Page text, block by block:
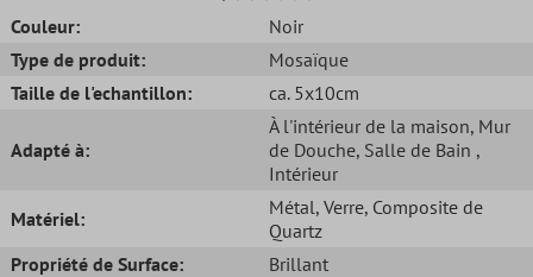
Couleur:
Noir
Type de produit:
Mosaïque
Taille de l'echantillon:
ca. 5x10cm
Adapté à:
À l'intérieur de la maison, Mur
de Douche, Salle de Bain ,
Intérieur
Matériel:
Métal, Verre, Composite de
Quartz
Propriété de Surface:
Brillant